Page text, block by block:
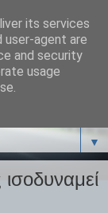
▼
its services
user-agent are
and security
usage